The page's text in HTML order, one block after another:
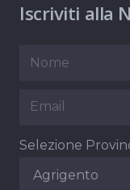
Iscriviti alla
Selezione